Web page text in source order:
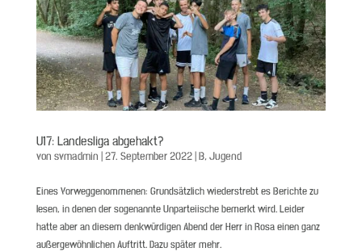
U17: Landesliga abgehakt?
von svmadmin |27. September 2022|B,Jugend
Eines Vorweggenommenen: Grundsätzlich wiederstrebt es Berichte zu
lesen, in denen der sogenannte Unparteiische bemerkt wird. Leider
hatte aber an diesem denkwürdigen Abend der Herr in Rosa einen ganz
außergewöhnlichen Auftritt. Dazu später mehr.